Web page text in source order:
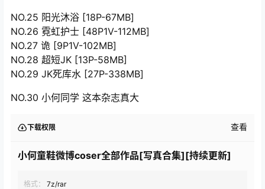
NO.25 阳光沐浴 [18P-67MB]
NO.26 霓虹护士 [48P1V-112MB]
NO.27 诡 [9P1V-102MB]
NO.28 超短JK [13P-58MB]
NO.29 JK死库水 [27P-338MB]
NO.30 小何同学 这本杂志真大
下载权限 查看
小何童鞋微博coser全部作品[写真合集][持续更新]
格式：
7z/rar